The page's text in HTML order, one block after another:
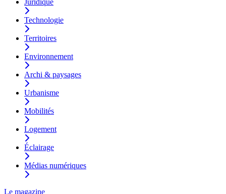
Juridique
Technologie
Territoires
Environnement
Archi & paysages
Urbanisme
Mobilités
Logement
Éclairage
Médias numériques
Le magazine